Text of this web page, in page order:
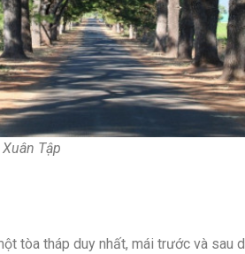
Tập
tòa tháp duy nhất, mái trước và sau